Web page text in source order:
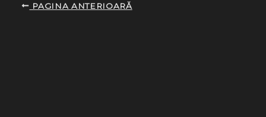
PAGINA ANTERIOARĂ